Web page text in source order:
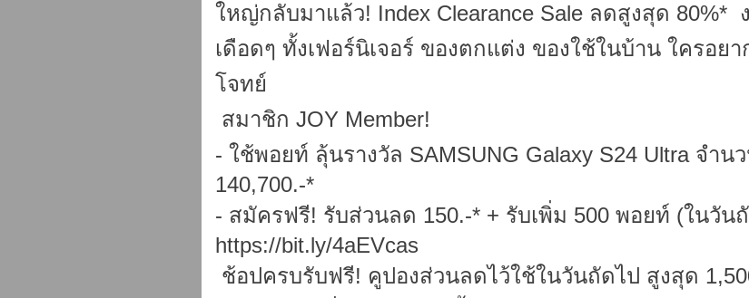
ใหญ่กลับมาแล้ว! Index Clearance Sale ลดสูงสุด 80%*
เดือดๆ ทั้งเฟอร์นิเจอร์ ของตกแต่ง ของใช้ในบ้าน ใครอย
โจทย์
สมาชิก JOY Member!
- ใช้พอยท์ ลุ้นรางวัล SAMSUNG Galaxy S24 Ultra จำน
140,700.-*
- สมัครฟรี! รับส่วนลด 150.-* + รับเพิ่ม 500 พอยท์ (ในวัน
https://bit.ly/4aEVcas
ช้อปครบรับฟรี! คูปองส่วนลดไว้ใช้ในวันถัดไป สูงสุด